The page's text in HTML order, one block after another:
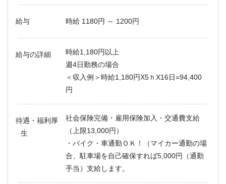
給与 時給 1180円 ～ 1200円
給与の詳細
時給1,180円以上
週4日勤務の場合
＜収入例＞時給1,180円X5ｈX16日=94,400
円
待遇・福利厚
生
社会保険完備・雇用保険加入・交通費支給
（上限13,000円）
・バイク・車通勤ＯＫ！（マイカー通勤の場
合、駐車場を自己確保すれば5,000円（通勤
手当）支給します。